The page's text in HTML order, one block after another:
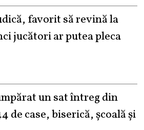
favorit să revină la
jucători ar putea pleca
un sat întreg din
de case, biserică, școală și